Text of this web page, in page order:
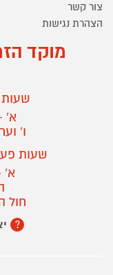
צור קשר
הצהרת נגישות
מוקד
שעות
א'
ו'
שעות
א'
חול
?